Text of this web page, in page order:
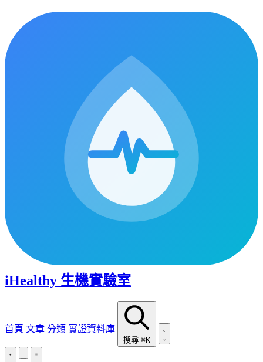
iHealthy 生機實驗室
首頁 文章 分類 實證資料庫
搜尋 ⌘K